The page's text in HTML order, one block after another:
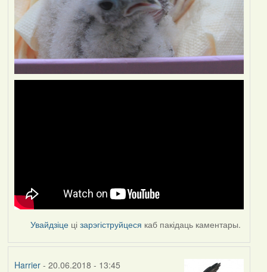
Увайдзіце цізарэгіструйцеся каб пакідаць каментары.
Harrier- 20.06.2018 - 13:45